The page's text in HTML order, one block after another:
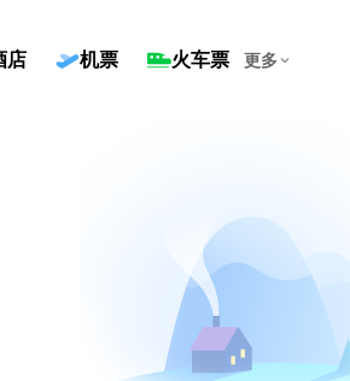
店 机票 火车票 更多